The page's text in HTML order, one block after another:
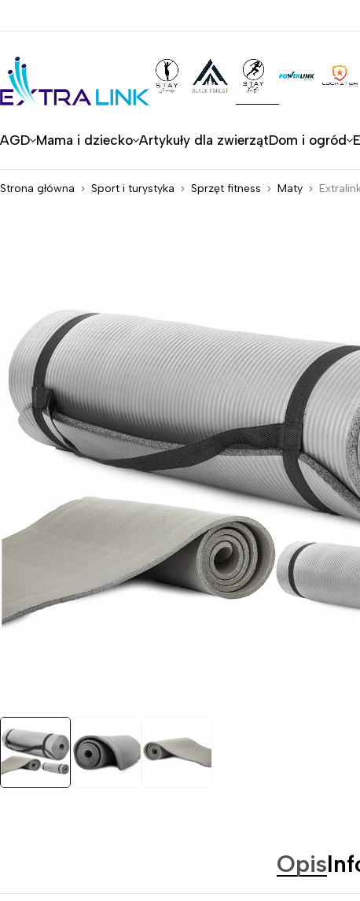
AGD Mama i dziecko Artykuły dla zwierzątDom i ogród
Strona główna Sport i turystyka Sprzęt fitness Maty
Opis